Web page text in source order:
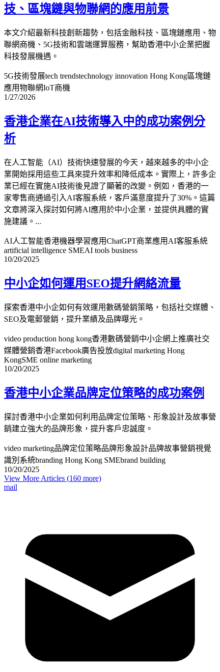
技、區塊鏈與物聯網的應用前景
本文介紹最新科技創新趨勢，包括金融科技、區塊鏈應用、物
聯網商機、5G技術和雲端運算服務，幫助香港中小企業把握
科技發展機遇。
5G技術發展tech trendstechnology innovation Hong Kong區塊鏈
應用物聯網IoT商機
1/27/2026
香港企業在AI技術導入中的成功案例分
析
在人工智能（AI）技術快速發展的今天，越來越多的中小企
業開始採用這些工具來提升效率和降低成本。實際上，許多企
業已經在實施AI技術後見證了顯著的改變。例如，香港的一
家零售商通過引入AI客服系統，客戶滿意度提升了30%。這篇
文章將深入探討如何將AI應用於中小企業，並提供具體的實
施建議。...
AI人工智能香港機器學習應用ChatGPT商業應用 AI客服系統
artificial intelligence SMEAI tools business
10/20/2025
中小企如何運用SEO提升網絡流量
探索香港中小企如何有效運用數碼營銷策略，包括社交媒體、
SEO及電郵營銷，提升業績及品牌曝光。
video production hong kong香港數碼營銷中小企網上推廣社交
媒體營銷香港Facebook廣告投放digital marketing Hong
KongSME online marketing
10/20/2025
香港中小企業品牌定位策略的成功案例
探討香港中小企業如何利用品牌定位策略、形象設計及故事營
銷建立強大的品牌形象，提升客戶忠誠度。
video marketing品牌定位策略品牌形象設計品牌故事營銷視覺
識別系統branding Hong Kong SMEbrand building
10/20/2025
View More Articles (160 more)
mail